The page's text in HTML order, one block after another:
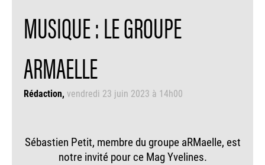
MUSIQUE : LE GROUPE
ARMAELLE
Rédaction vendredi 23 juin 2023 à 14h00
Sébastien Petit, membre du groupe aRMaelle, est
notre invité pour ce Mag Yvelines.